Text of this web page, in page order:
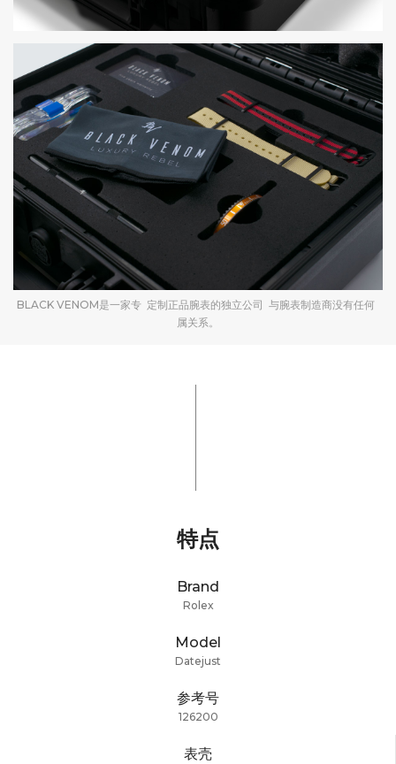
BLACK VENOM是一家专 定制正品腕表的独立公司 与腕表制造商没有任何
属关系。
特点
Brand
Rolex
Model
Datejust
参考号
126200
表壳